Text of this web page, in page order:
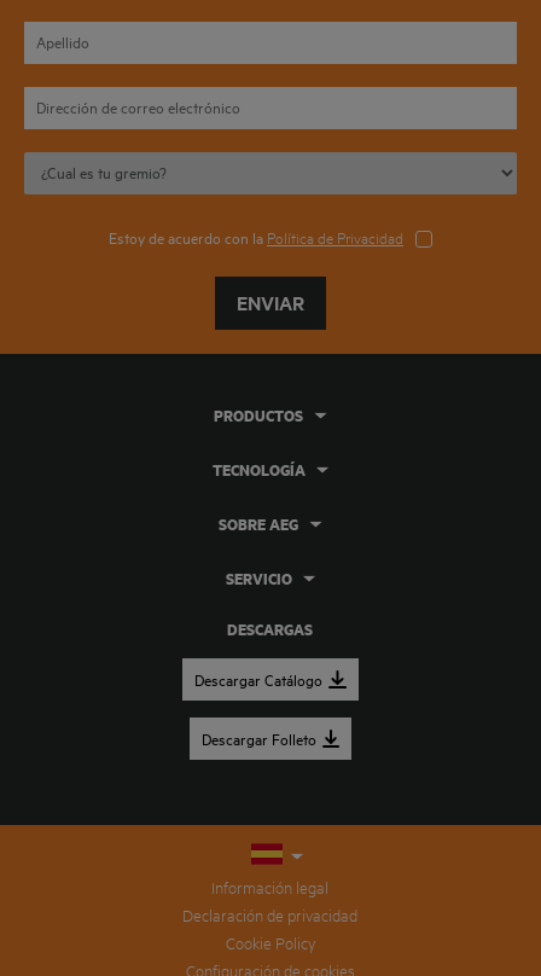
Estoy de acuerdo con la Política de Privacidad
ENVIAR
DESCARGAS
Descargar Catálogo
Descargar Folleto
PRODUCTOS
TECNOLOGÍA
SOBRE AEG
SERVICIO
Información legal
Declaración de privacidad
Cookie Policy
Configuración de cookies